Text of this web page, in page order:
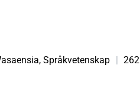
Språkvetenskap | 262